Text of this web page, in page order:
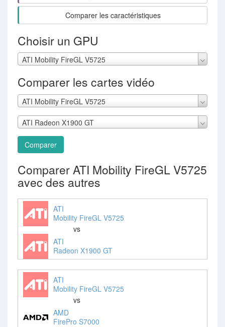
Comparer les caractéristiques
Choisir un GPU
ATI Mobility FireGL V5725
Comparer les cartes vidéo
ATI Mobility FireGL V5725
ATI Radeon X1900 GT
Comparer
Comparer ATI Mobility FireGL V5725
avec des autres
ATI
Mobility FireGL V5725
vs
ATI
Radeon X1900 GT
ATI
Mobility FireGL V5725
vs
AMD
FirePro S7000